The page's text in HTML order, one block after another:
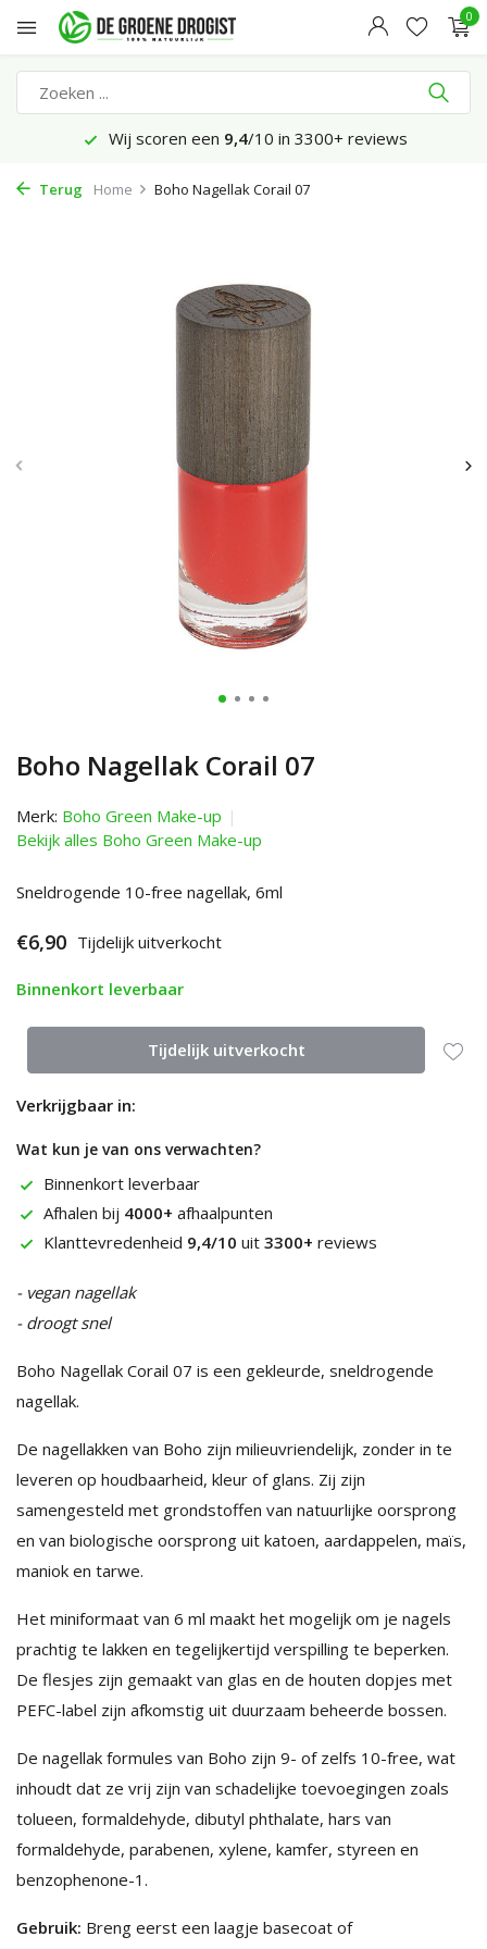
0
Wij scoren een 9,4/10 in 3300+ reviews
Terug Home Boho Nagellak Corail 07
Boho Nagellak Corail 07
Merk: Boho Green Make-up
Bekijk alles Boho Green Make-up
Sneldrogende 10-free nagellak, 6ml
€6,90 Tijdelijk uitverkocht
Binnenkort leverbaar
Tijdelijk uitverkocht
Verkrijgbaar in:
Wat kun je van ons verwachten?
Binnenkort leverbaar
Afhalen bij 4000+ afhaalpunten
Klanttevredenheid 9,4/10 uit 3300+ reviews
- vegan nagellak
- droogt snel
Boho Nagellak Corail 07 is een gekleurde, sneldrogende
nagellak.
De nagellakken van Boho zijn milieuvriendelijk, zonder in te
leveren op houdbaarheid, kleur of glans. Zij zijn
samengesteld met grondstoffen van natuurlijke oorsprong
en van biologische oorsprong uit katoen, aardappelen, maïs,
maniok en tarwe.
Het miniformaat van 6 ml maakt het mogelijk om je nagels
prachtig te lakken en tegelijkertijd verspilling te beperken.
De flesjes zijn gemaakt van glas en de houten dopjes met
PEFC-label zijn afkomstig uit duurzaam beheerde bossen.
De nagellak formules van Boho zijn 9- of zelfs 10-free, wat
inhoudt dat ze vrij zijn van schadelijke toevoegingen zoals
tolueen, formaldehyde, dibutyl phthalate, hars van
formaldehyde, parabenen, xylene, kamfer, styreen en
benzophenone-1.
Gebruik: Breng eerst een laagje basecoat of